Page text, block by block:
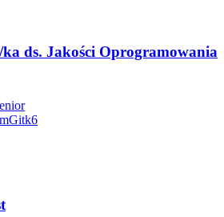
ka ds. Jakości Oprogramowania
Gitk6